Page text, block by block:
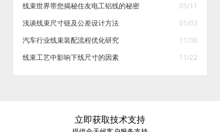
05/11
线束世界带您揭秘住友电工铝线的秘密
01/03
浅谈线束尺寸链及公差设计方法
11/30
汽车行业线束装配流程优化研究
11/22
线束工艺中影响下线尺寸的因素
立即获取技术支持